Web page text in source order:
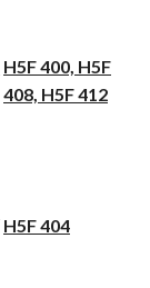
H5F 400, H5F
408, H5F 412
H5F 404